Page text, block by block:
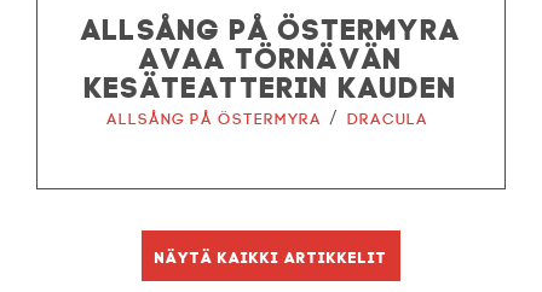
ALLSÅNG PÅ ÖSTERMYRA
AVAA TÖRNÄVÄN
KESÄTEATTERIN KAUDEN
Allsång på Östermyra / Dracula
Näytä kaikki artikkelit